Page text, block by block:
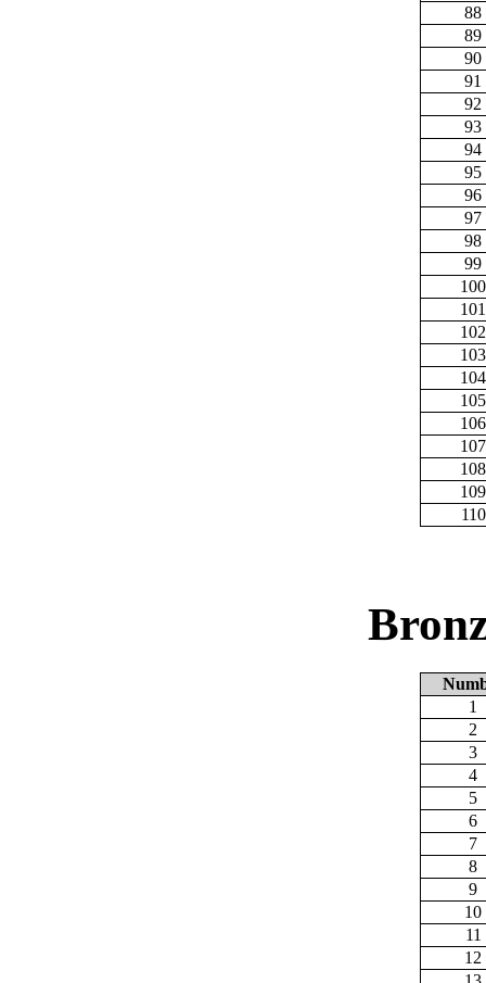
88
89
90
91
92
93
94
95
96
97
98
99
100
101
102
103
104
105
106
107
108
109
110
1
2
3
4
5
6
7
8
9
10
11
12